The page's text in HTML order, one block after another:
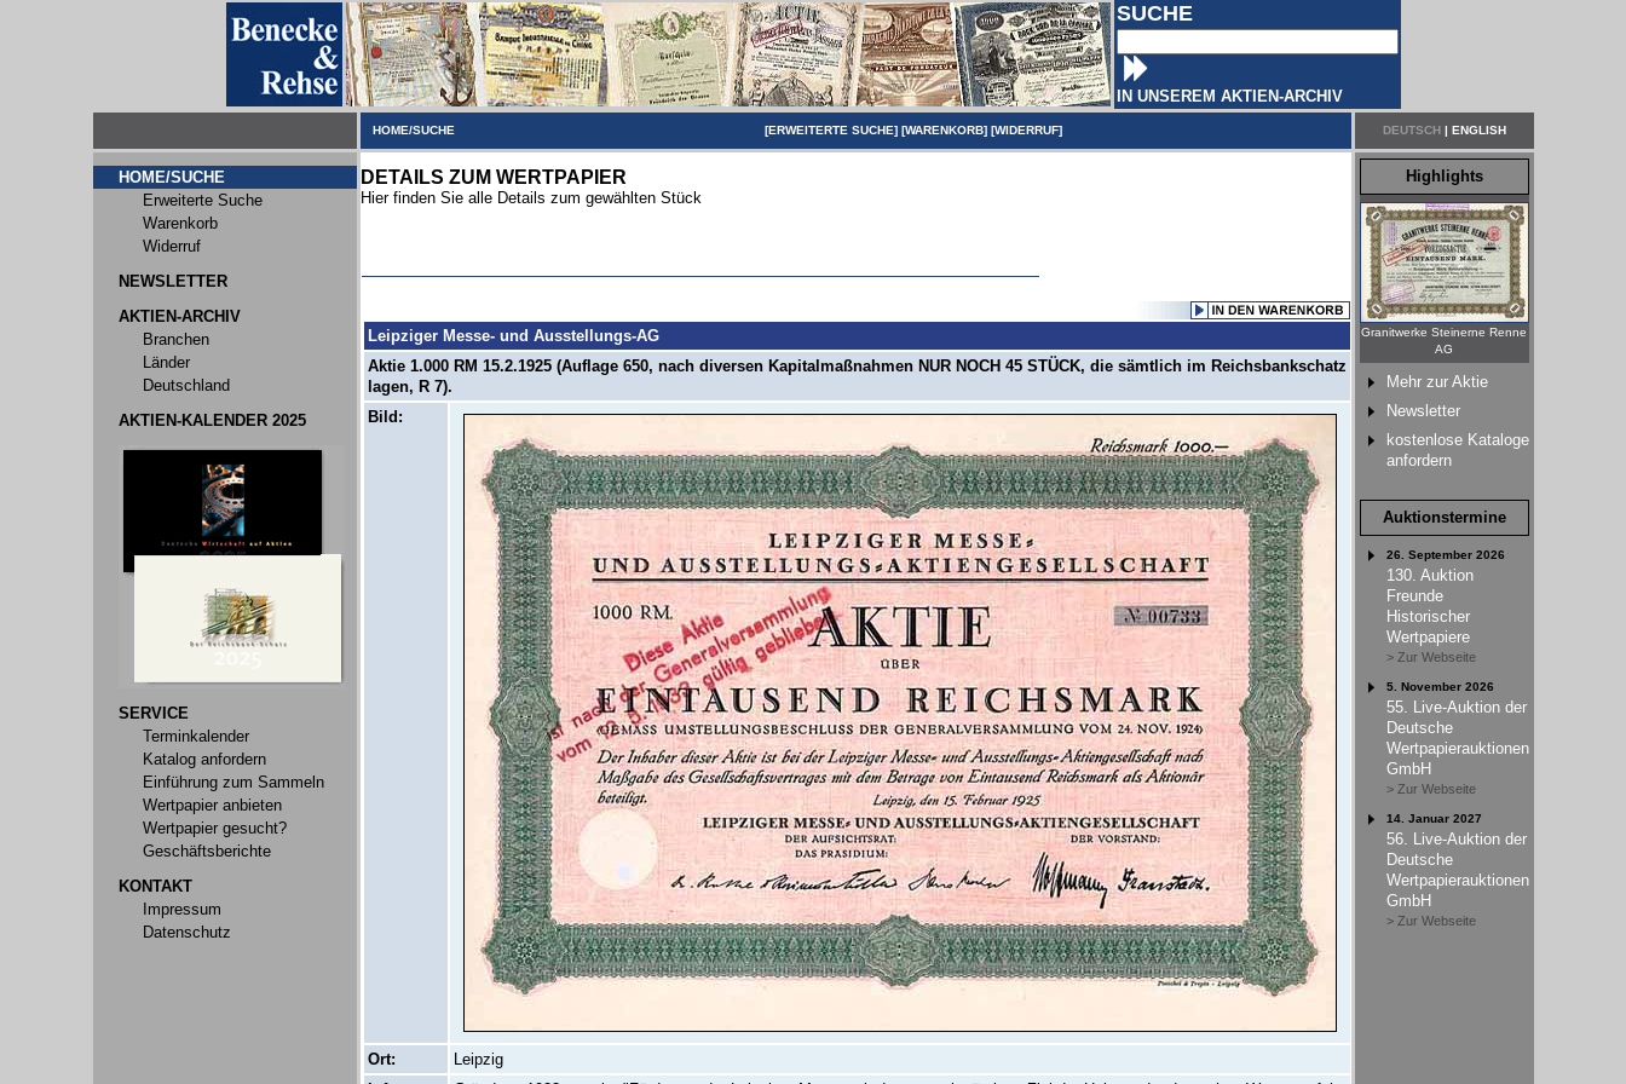
SUCHE
IN UNSEREM AKTIEN-ARCHIV
HOME/SUCHE [ERWEITERTE SUCHE] [WARENKORB] [WIDERRUF] DEUTSCH| ENGLISH
HOME/SUCHE
Erweiterte Suche
Warenkorb
Widerruf
NEWSLETTER
AKTIEN-ARCHIV
Branchen
Länder
Deutschland
AKTIEN-KALENDER 2025
SERVICE
Terminkalender
Katalog anfordern
Einführung zum Sammeln
Wertpapier anbieten
Wertpapier gesucht?
Geschäftsberichte
KONTAKT
Impressum
Datenschutz
DETAILS ZUM WERTPAPIER
Hier finden Sie alle Details zum gewählten Stück
Leipziger Messe- und Ausstellungs-AG
Aktie 1.000 RM 15.2.1925 (Auflage 650, nach diversen Kapitalmaßnahmen NUR NOCH 45 STÜCK, die sämtlich im Reichsbankschatz
lagen, R 7).
Bild:
Ort:
Leipzig
Highlights
Granitwerke Steinerne Renne
AG
Mehr zur Aktie
Newsletter
kostenlose Kataloge
anfordern
Auktionstermine
26. September 2026
130. Auktion
Freunde
Historischer
Wertpapiere
> Zur Webseite
5. November 2026
55. Live-Auktion der
Deutsche
Wertpapierauktionen
GmbH
> Zur Webseite
14. Januar 2027
56. Live-Auktion der
Deutsche
Wertpapierauktionen
GmbH
> Zur Webseite